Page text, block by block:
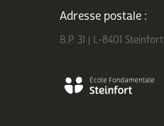
Adresse postale :
B.P. 31 | L-8401 Steinfort